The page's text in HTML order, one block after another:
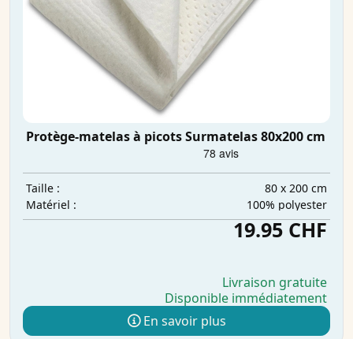
Protège-matelas à picots Surmatelas 80x200 cm
Taille :
80 x 200 cm
Matériel :
100% polyester
19.95 CHF
Livraison gratuite
Disponible immédiatement
En savoir plus